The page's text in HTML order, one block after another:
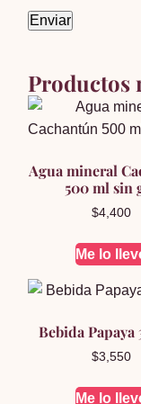
Productos
Agua mineral
500 ml sin
$4,400
Me lo
Bebida Papaya
$3,550
Me lo